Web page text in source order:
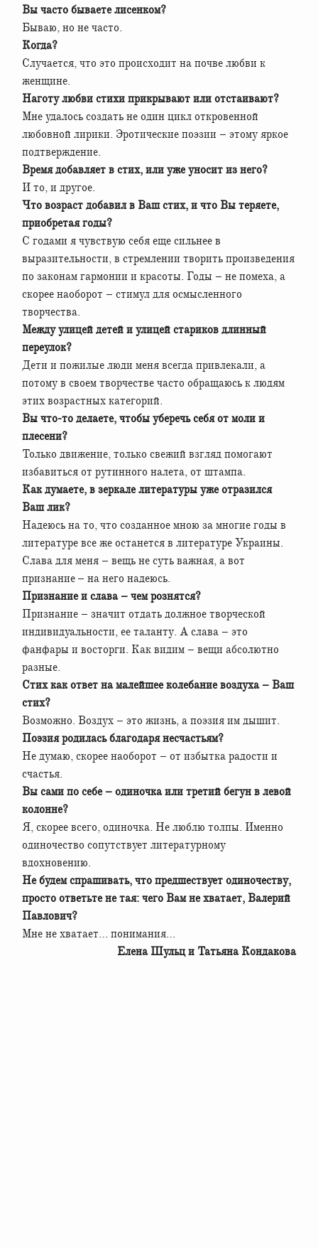
Вы часто бываете лисенком?
Бываю, но не часто.
Когда?
Случается, что это происходит на почве любви к
женщине.
Наготу любви стихи прикрывают или отстаивают?
Мне удалось создать не один цикл откровенной
любовной лирики. Эротические поэзии – этому яркое
подтверждение.
Время добавляет в стих, или уже уносит из него?
И то, и другое.
Что возраст добавил в Ваш стих, и что Вы теряете,
приобретая годы?
С годами я чувствую себя еще сильнее в
выразительности, в стремлении творить произведения
по законам гармонии и красоты. Годы – не помеха, а
скорее наоборот – стимул для осмысленного
творчества.
Между улицей детей и улицей стариков длинный
переулок?
Дети и пожилые люди меня всегда привлекали, а
потому в своем творчестве часто обращаюсь к людям
этих возрастных категорий.
Вы что-то делаете, чтобы уберечь себя от моли и
плесени?
Только движение, только свежий взгляд помогают
избавиться от рутинного налета, от штампа.
Как думаете, в зеркале литературы уже отразился
Ваш лик?
Надеюсь на то, что созданное мною за многие годы в
литературе все же останется в литературе Украины.
Слава для меня – вещь не суть важная, а вот
признание – на него надеюсь.
Признание и слава – чем рознятся?
Признание – значит отдать должное творческой
индивидуальности, ее таланту. А слава – это
фанфары и восторги. Как видим – вещи абсолютно
разные.
Стих как ответ на малейшее колебание воздуха – Ваш
стих?
Возможно. Воздух – это жизнь, а поэзия им дышит.
Поэзия родилась благодаря несчастьям?
Не думаю, скорее наоборот – от избытка радости и
счастья.
Вы сами по себе – одиночка или третий бегун в левой
колонне?
Я, скорее всего, одиночка. Не люблю толпы. Именно
одиночество сопутствует литературному
вдохновению.
Не будем спрашивать, что предшествует одиночеству,
просто ответьте не тая: чего Вам не хватает, Валерий
Павлович?
Мне не хватает… понимания…
Елена Шульц и Татьяна Кондакова